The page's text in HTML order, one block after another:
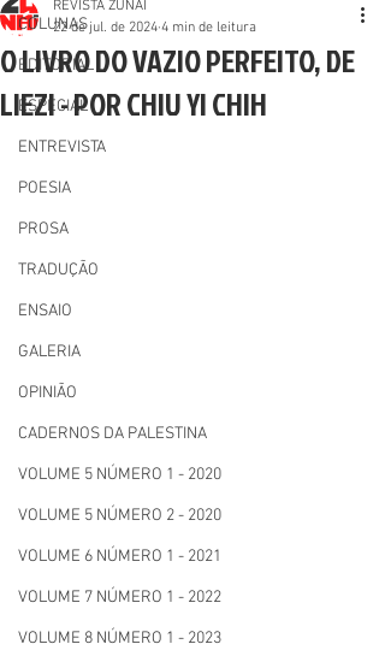
COLUNAS
EDITORIAL
ESPECIAL
ENTREVISTA
POESIA
PROSA
TRADUÇÃO
ENSAIO
GALERIA
OPINIÃO
CADERNOS DA PALESTINA
VOLUME 5 NÚMERO 1 - 2020
VOLUME 5 NÚMERO 2 - 2020
VOLUME 6 NÚMERO 1 - 2021
VOLUME 7 NÚMERO 1 - 2022
VOLUME 8 NÚMERO 1 - 2023
O LIVRO DO VAZIO PERFEITO, DE
LIEZI - POR CHIU YI CHIH
REVISTA ZUNÁI
22 de jul. de 2024 4 min de leitura